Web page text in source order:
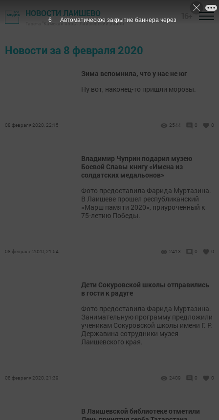
НОВОСТИ ЛАИШЕВО
Газета "Камская новь"- Лаишевский район
Новости за 8 февраля 2020
Зима вспомнила, что у нас не юг
Ну вот, наконец-то пришли морозы.
08 февраля 2020, 22:15 2544 0 0
Владимир Чуприн подарил музею
Боевой Славы книгу «Имена из
солдатских медальонов»
Фото предоставила Фарида Муртазина.
В Лаишеве прошел республиканский
«Марш памяти 2020», приуроченный к
75-летию Победы.
08 февраля 2020, 21:54 2413 0 0
Дети Сокуровской школы отправились
в гости к радуге
Фото предоставила Фарида Муртазина.
Занимательную программу предложили
ученикам Сокуровской школы имени Г. Р.
Державина сотрудники музея
Лаишевского края.
08 февраля 2020, 21:39 2409 0 0
В Лаишевской библиотеке отметили
5 Автоматическое закрытие баннера через